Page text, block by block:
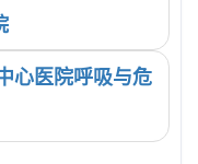
心医院呼吸与危